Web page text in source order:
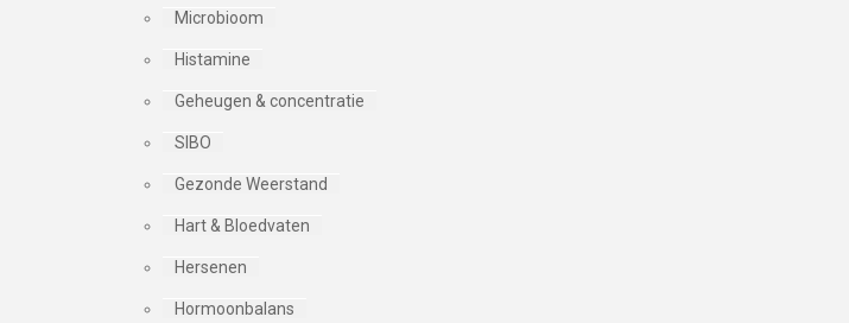
Microbioom
Histamine
Geheugen & concentratie
SIBO
Gezonde Weerstand
Hart & Bloedvaten
Hersenen
Hormoonbalans